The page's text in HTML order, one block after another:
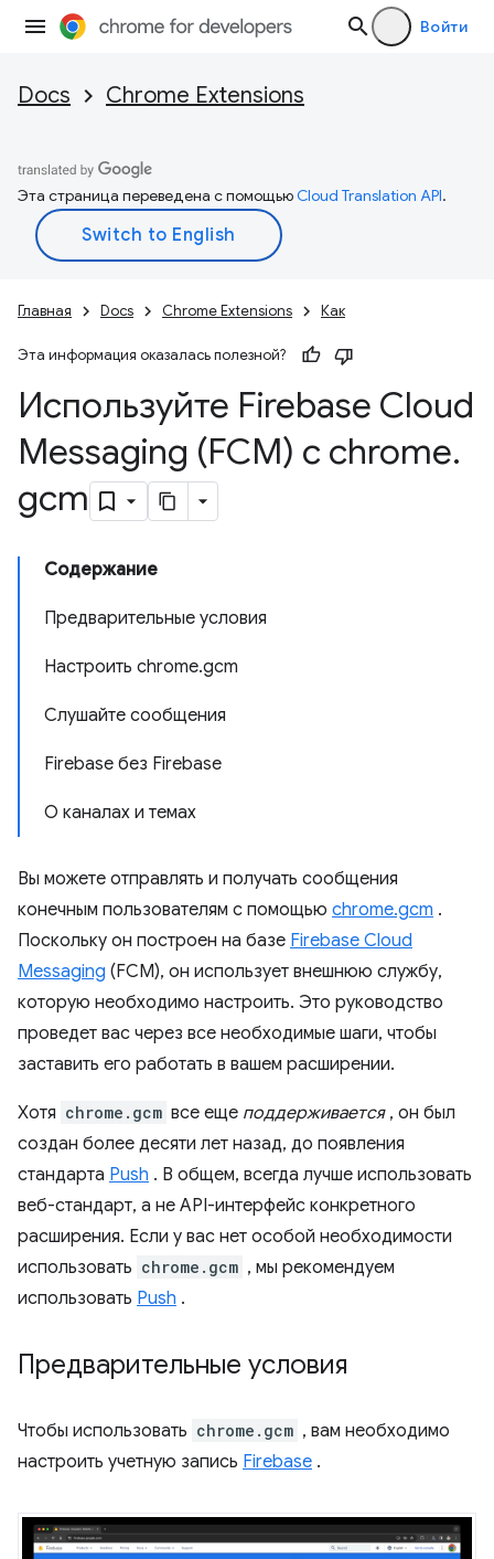
Войти
Docs Chrome Extensions
Эта страница переведена с помощьюCloud Translation API.
Главная Docs Chrome Extensions Как
Эта информация оказалась полезной?
Используйте Firebase Cloud
Messaging (FCM) с chrome.
gcm
Содержание
Предварительные условия
Настроить chrome.gcm
Слушайте сообщения
Firebase без Firebase
О каналах и темах
Вы можете отправлять и получать сообщения
конечным пользователям с помощью chrome.gcm .
Поскольку он построен на базе Firebase Cloud
Messaging (FCM), он использует внешнюю службу,
которую необходимо настроить. Это руководство
проведет вас через все необходимые шаги, чтобы
заставить его работать в вашем расширении.
Хотя chrome.gcm все еще поддерживается, он был
создан более десяти лет назад, до появления
стандарта Push . В общем, всегда лучше использовать
веб-стандарт, а не API-интерфейс конкретного
расширения. Если у вас нет особой необходимости
использовать chrome.gcm , мы рекомендуем
использовать Push .
Предварительные условия
Чтобы использовать chrome.gcm , вам необходимо
настроить учетную запись Firebase .